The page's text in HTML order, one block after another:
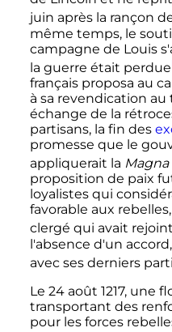
juin après la rançon
même temps, le
campagne de Louis
la guerre était perdue
français proposa au
à sa revendication
échange de la
partisans, la fin des
promesse que le
appliquerait la Magna
proposition de paix
loyalistes qui
favorable aux
clergé qui avait
l'absence d'un
avec ses derniers
Le 24 août 1217, une
transportant des
pour les forces